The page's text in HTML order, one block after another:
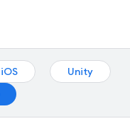
iOS
Unity